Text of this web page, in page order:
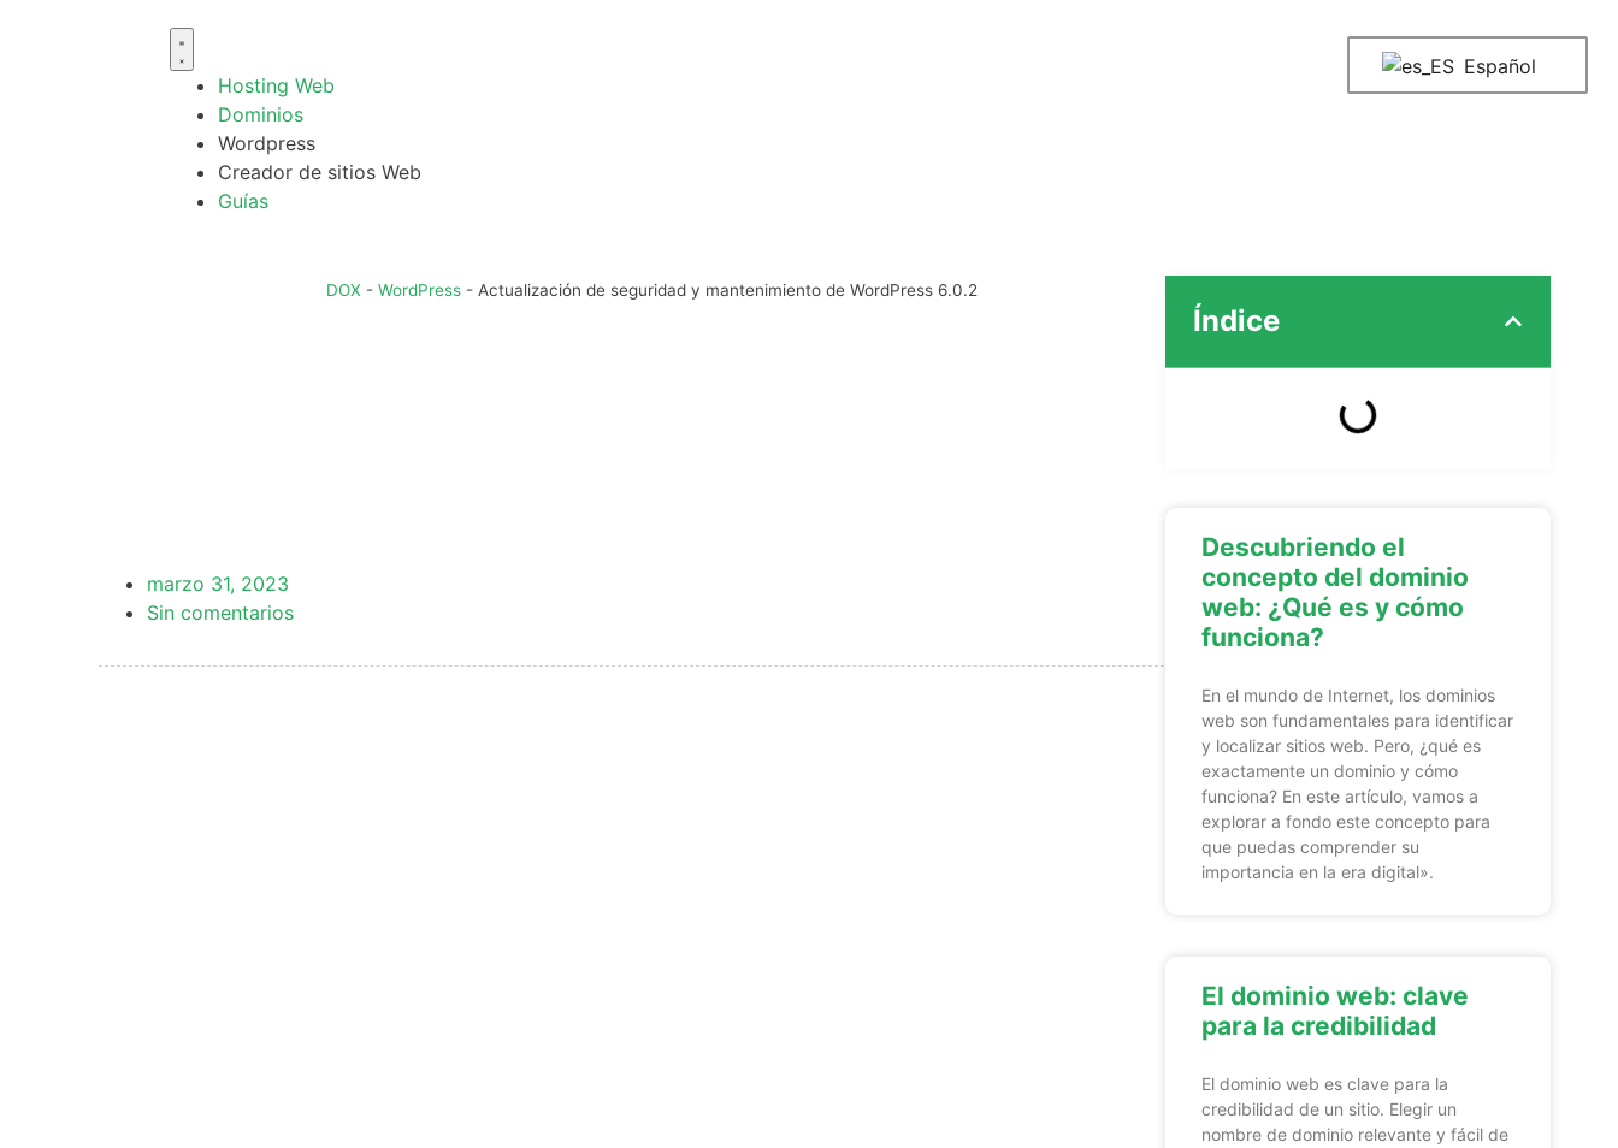
Hosting Web
Dominios
Wordpress
Creador de sitios Web
Guías
Español
DOX -WordPress - Actualización de seguridad y mantenimiento de WordPress 6.0.2
marzo 31, 2023
Sin comentarios
Índice
Descubriendo el
concepto del dominio
web: ¿Qué es y cómo
funciona?
En el mundo de Internet, los dominios
web son fundamentales para identificar
y localizar sitios web. Pero, ¿qué es
exactamente un dominio y cómo
funciona? En este artículo, vamos a
explorar a fondo este concepto para
que puedas comprender su
importancia en la era digital».
El dominio web: clave
para la credibilidad
El dominio web es clave para la
credibilidad de un sitio. Elegir un
nombre de dominio relevante y fácil de